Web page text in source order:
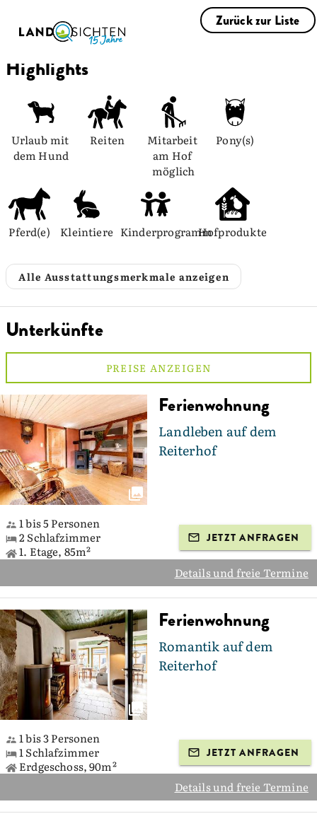
Zurück zur Liste
Highlights
Urlaub mit
dem Hund
Reiten
Mitarbeit
am Hof
möglich
Pony(s)
Pferd(e) Kleintiere KinderprogrammHofprodukte
Alle Ausstattungsmerkmale anzeigen
Unterkünfte
PREISE ANZEIGEN
Ferienwohnung
Landleben auf dem
Reiterhof
1 bis 5 Personen
2 Schlafzimmer
1. Etage, 85m²
JETZT ANFRAGEN
Details und freie Termine
Ferienwohnung
Romantik auf dem
Reiterhof
1 bis 3 Personen
1 Schlafzimmer
Erdgeschoss, 90m²
JETZT ANFRAGEN
Details und freie Termine